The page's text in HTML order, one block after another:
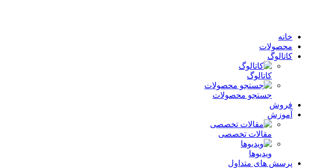
خانه
محصولات
کاتالوگ
کاتالوگ
جستجو محصولات
فروش
آموزش
مقالات تخصصی
ویدیوها
پرسش های متداول